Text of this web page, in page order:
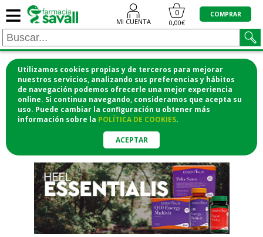
Utilizamos cookies propias y de terceros para mejorar
nuestros servicios, analizando sus preferencias y hábitos
de navegación podemos ofrecerle una mejor experiencia
online. Si continua navegando, consideramos que acepta su
uso. Puede cambiar la configuración u obtener más
información sobre la POLÍTICA DE COOKIES.
ACEPTAR
≡ MI CUENTA
0
0,00€
COMPRAR
¡COMPRA CÓMODAMENTE
DESDE CASA Y RECOGE EN LA
FARMACIA!o si lo prefieres te lo mandamos
a casa